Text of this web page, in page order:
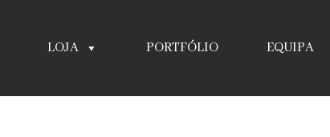
LOJA PORTFÓLIO EQUIPA